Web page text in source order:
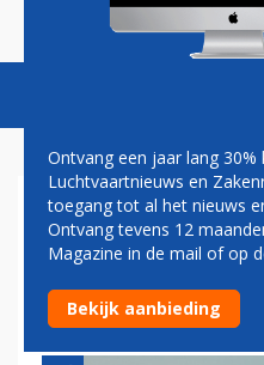
Magazine
FRANSE
ACCEPTEER
AIR FRANCE-
Ontvang een jaar lang
Luchtvaartnieuws en
toegang tot al het nieuws
Ontvang tevens 12
Magazine in de mail of op
Bekijk aanbieding